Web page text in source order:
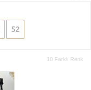
52
10 Farklı Renk